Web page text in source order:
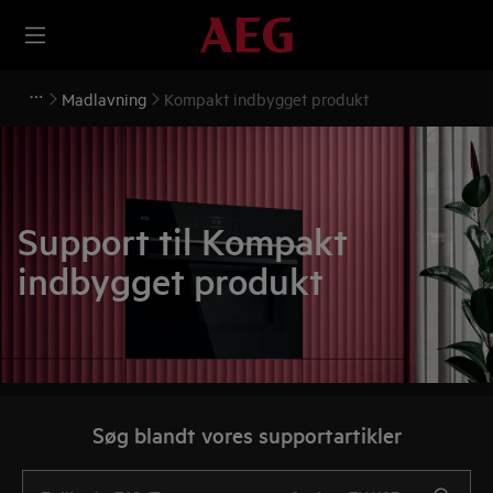
Madlavning Kompakt indbygget produkt
Support til Kompakt
indbygget produkt
Søg blandt vores supportartikler